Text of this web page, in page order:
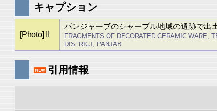
キャプション
[Photo] II
パンジャーブのシャープル地域の遺跡で出
FRAGMENTS OF DECORATED CERAMIC WARE,
DISTRICT, PANJĀB
引用情報